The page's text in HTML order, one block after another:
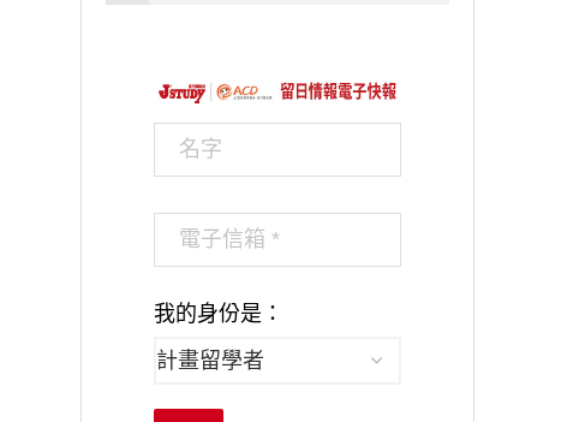
我的身份是：